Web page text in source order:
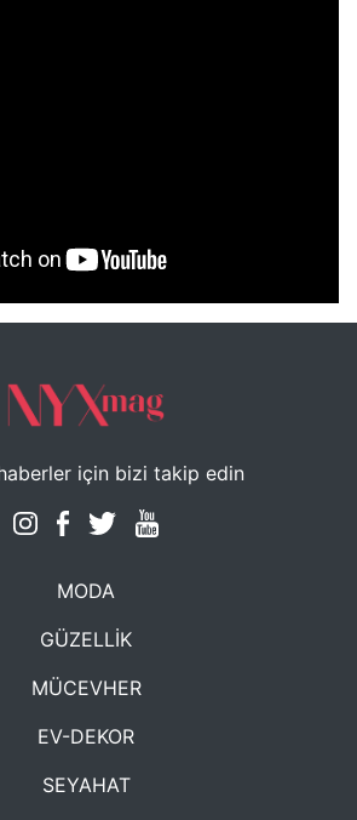
Kutlama Etkinliği
için bizi takip edin
MODA
GÜZELLİK
MÜCEVHER
EV-DEKOR
SEYAHAT